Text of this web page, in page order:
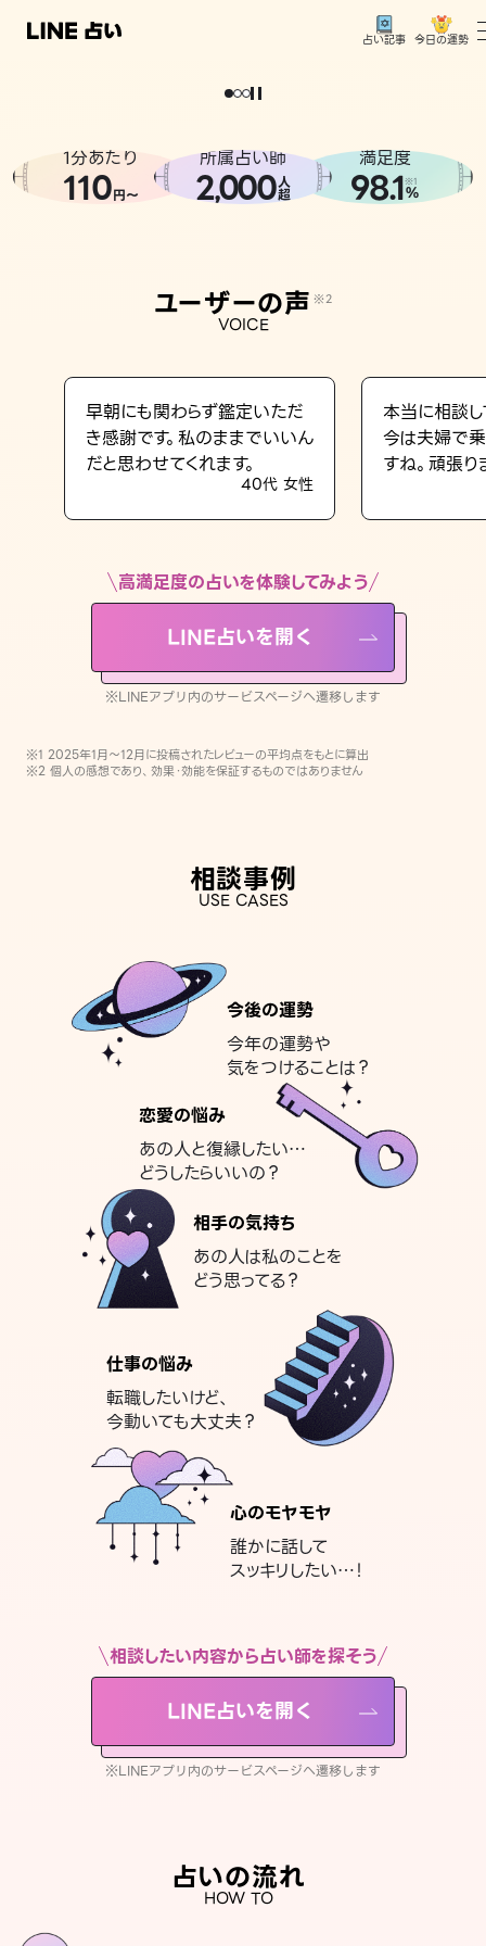
占い記事 今日の運勢
相談事例
LINE占いを開く
※LINEアプリ内のサービスページへ遷移します
どうせなら
。
1分あたり
110円〜
所属占い師
2,000人
超
満足度
98.1※1
%
ユーザーの声 ※2
VOICE
早朝にも関わらず鑑定いただ
き感謝です。私のままでいいん
だと思わせてくれます。
40代 女性
本当に相談し
今は夫婦で
すね。頑張り
高満足度の占いを体験してみよう
LINE占いを開く
※LINEアプリ内のサービスページへ遷移します
※1 2025年1月〜12月に投稿されたレビューの平均点をもとに算出
※2 個人の感想であり、効果・効能を保証するものではありません
相談事例
USE CASES
今後の運勢
今年の運勢や
気をつけることは？
恋愛の悩み
あの人と復縁したい…
どうしたらいいの？
相手の気持ち
あの人は私のことを
どう思ってる？
仕事の悩み
転職したいけど、
今動いても大丈夫？
心のモヤモヤ
誰かに話して
スッキリしたい…！
相談したい内容から占い師を探そう
LINE占いを開く
※LINEアプリ内のサービスページへ遷移します
占いの流れ
HOW TO